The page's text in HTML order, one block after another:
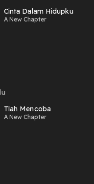
Cinta Dalam Hidupku
A New Chapter
Tlah Mencoba
A New Chapter